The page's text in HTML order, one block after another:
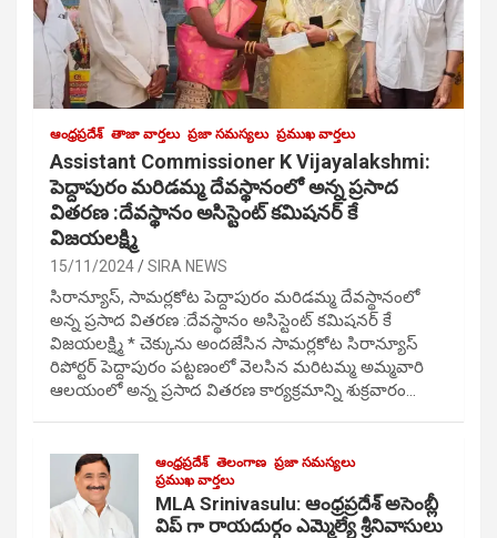
ఆంధ్రప్రదేశ్ తాజా వార్తలు ప్రజా సమస్యలు ప్రముఖ వార్తలు
Assistant Commissioner K Vijayalakshmi:
పెద్దాపురం మరిడమ్మ దేవస్థానంలో అన్న ప్రసాద
వితరణ :దేవస్థానం అసిస్టెంట్ కమిషనర్ కే
విజయలక్ష్మి
15/11/2024 SIRA NEWS
సిరాన్యూస్, సామర్లకోట పెద్దాపురం మరిడమ్మ దేవస్థానంలో
అన్న ప్రసాద వితరణ :దేవస్థానం అసిస్టెంట్ కమిషనర్ కే
విజయలక్ష్మి * చెక్కును అందజేసిన సామర్లకోట సిరాన్యూస్
రిపోర్టర్ పెద్దాపురం పట్టణంలో వెలసిన మరిటమ్మ అమ్మవారి
ఆలయంలో అన్న ప్రసాద వితరణ కార్యక్రమాన్ని శుక్రవారం…
ఆంధ్రప్రదేశ్ తెలంగాణ ప్రజా సమస్యలు
ప్రముఖ వార్తలు
MLA Srinivasulu: ఆంధ్రప్రదేశ్ అసెంబ్లీ
విప్ గా రాయదుర్గం ఎమ్మెల్యే శ్రీనివాసులు